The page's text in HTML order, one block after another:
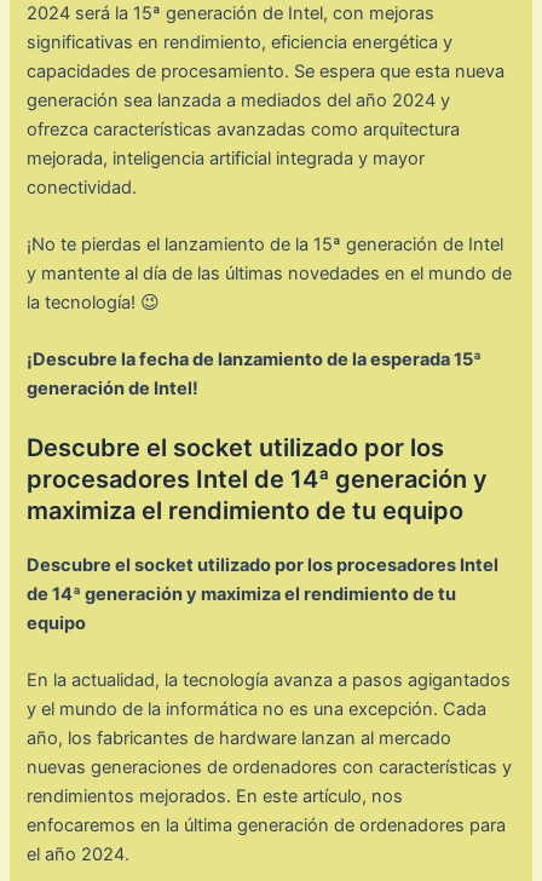
2024 será la 15ª generación de Intel, con mejoras
significativas en rendimiento, eficiencia energética y
capacidades de procesamiento. Se espera que esta nueva
generación sea lanzada a mediados del año 2024 y
ofrezca características avanzadas como arquitectura
mejorada, inteligencia artificial integrada y mayor
conectividad.
¡No te pierdas el lanzamiento de la 15ª generación de Intel
y mantente al día de las últimas novedades en el mundo de
la tecnología! 😉
¡Descubre la fecha de lanzamiento de la esperada 15ª
generación de Intel!
Descubre el socket utilizado por los
procesadores Intel de 14ª generación y
maximiza el rendimiento de tu equipo
Descubre el socket utilizado por los procesadores Intel
de 14ª generación y maximiza el rendimiento de tu
equipo
En la actualidad, la tecnología avanza a pasos agigantados
y el mundo de la informática no es una excepción. Cada
año, los fabricantes de hardware lanzan al mercado
nuevas generaciones de ordenadores con características y
rendimientos mejorados. En este artículo, nos
enfocaremos en la última generación de ordenadores para
el año 2024.